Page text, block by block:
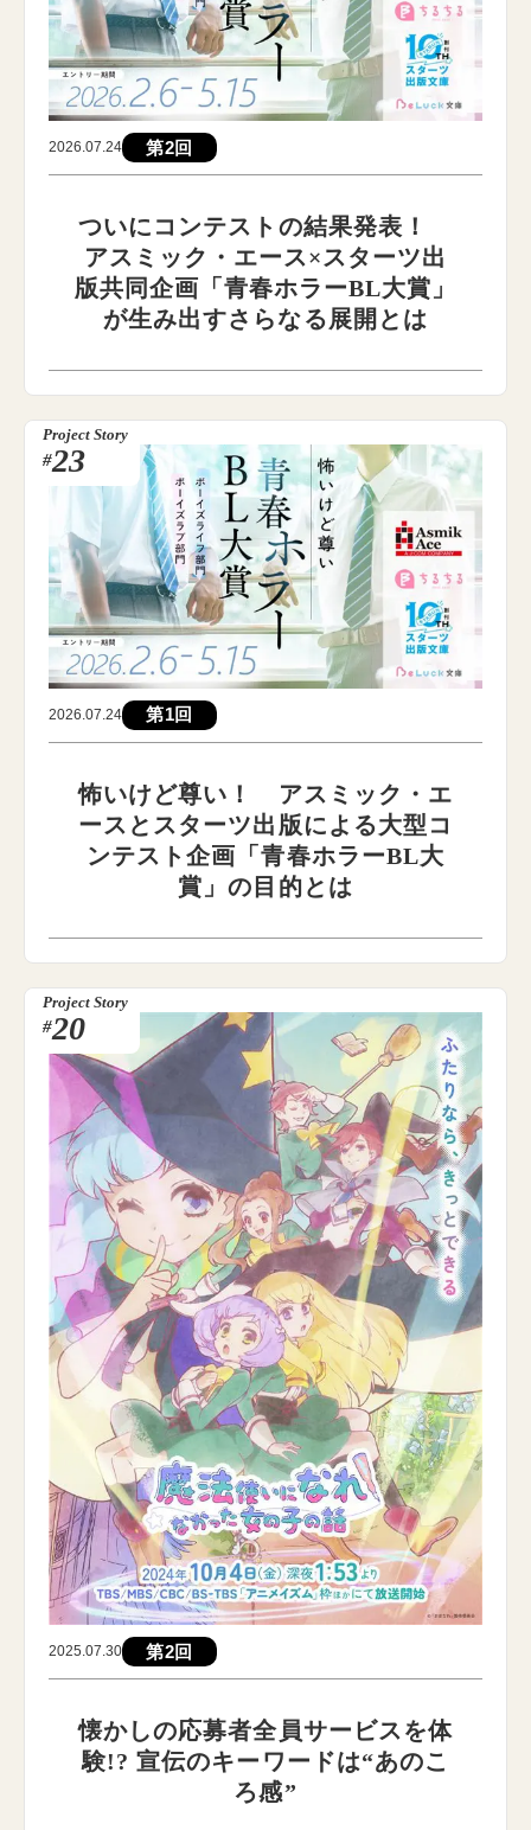
2026.07.24 第2回
ついにコンテストの結果発表！
アスミック・エース×スターツ出
版共同企画「青春ホラーBL大賞」
が生み出すさらなる展開とは
Project Story
#23
2026.07.24 第1回
怖いけど尊い！ アスミック・エ
ースとスターツ出版による大型コ
ンテスト企画「青春ホラーBL大
賞」の目的とは
Project Story
#20
2025.07.30 第2回
懐かしの応募者全員サービスを体
験!? 宣伝のキーワードは“あのこ
ろ感”